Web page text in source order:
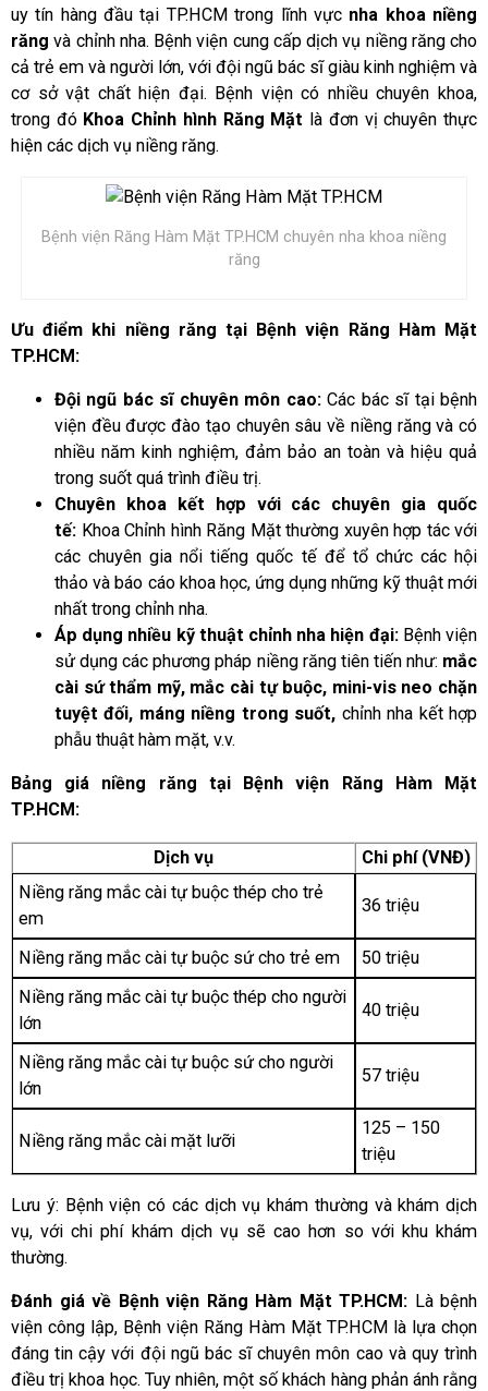
uy tín hàng đầu tại TP.HCM trong lĩnh vực nha khoa niềng
răng và chỉnh nha. Bệnh viện cung cấp dịch vụ niềng răng cho
cả trẻ em và người lớn, với đội ngũ bác sĩ giàu kinh nghiệm và
cơ sở vật chất hiện đại. Bệnh viện có nhiều chuyên khoa,
trong đó Khoa Chỉnh hình Răng Mặt là đơn vị chuyên thực
hiện các dịch vụ niềng răng.
Bệnh viện Răng Hàm Mặt TP.HCM chuyên nha khoa niềng
răng
Ưu điểm khi niềng răng tại Bệnh viện Răng Hàm Mặt
TP.HCM:
Đội ngũ bác sĩ chuyên môn cao:Các bác sĩ tại bệnh
viện đều được đào tạo chuyên sâu về niềng răng và có
nhiều năm kinh nghiệm, đảm bảo an toàn và hiệu quả
trong suốt quá trình điều trị.
Chuyên khoa kết hợp với các chuyên gia quốc
tế: Khoa Chỉnh hình Răng Mặt thường xuyên hợp tác với
các chuyên gia nổi tiếng quốc tế để tổ chức các hội
thảo và báo cáo khoa học, ứng dụng những kỹ thuật mới
nhất trong chỉnh nha.
Áp dụng nhiều kỹ thuật chỉnh nha hiện đại: Bệnh viện
sử dụng các phương pháp niềng răng tiên tiến như: mắc
cài sứ thẩm mỹ, mắc cài tự buộc, mini-vis neo chặn
tuyệt đối, máng niềng trong suốt, chỉnh nha kết hợp
phẫu thuật hàm mặt, v.v.
Bảng giá niềng răng tại Bệnh viện Răng Hàm Mặt
TP.HCM:
Dịch vụ
Chi phí (VNĐ)
Niềng răng mắc cài tự buộc thép cho trẻ
em
36 triệu
Niềng răng mắc cài tự buộc sứ cho trẻ em
50 triệu
Niềng răng mắc cài tự buộc thép cho người
lớn
40 triệu
Niềng răng mắc cài tự buộc sứ cho người
lớn
57 triệu
Niềng răng mắc cài mặt lưỡi
125 – 150
triệu
Lưu ý: Bệnh viện có các dịch vụ khám thường và khám dịch
vụ, với chi phí khám dịch vụ sẽ cao hơn so với khu khám
thường.
Đánh giá về Bệnh viện Răng Hàm Mặt TP.HCM: Là bệnh
viện công lập, Bệnh viện Răng Hàm Mặt TP.HCM là lựa chọn
đáng tin cậy với đội ngũ bác sĩ chuyên môn cao và quy trình
điều trị khoa học. Tuy nhiên, một số khách hàng phản ánh rằng